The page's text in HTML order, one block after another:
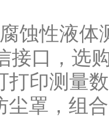
蚀性液体
接口，选
打印测量
尘罩，组